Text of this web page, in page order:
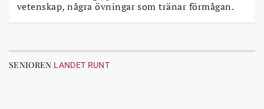
vetenskap, några övningar som tränar förmågan.
SENIOREN LANDET RUNT